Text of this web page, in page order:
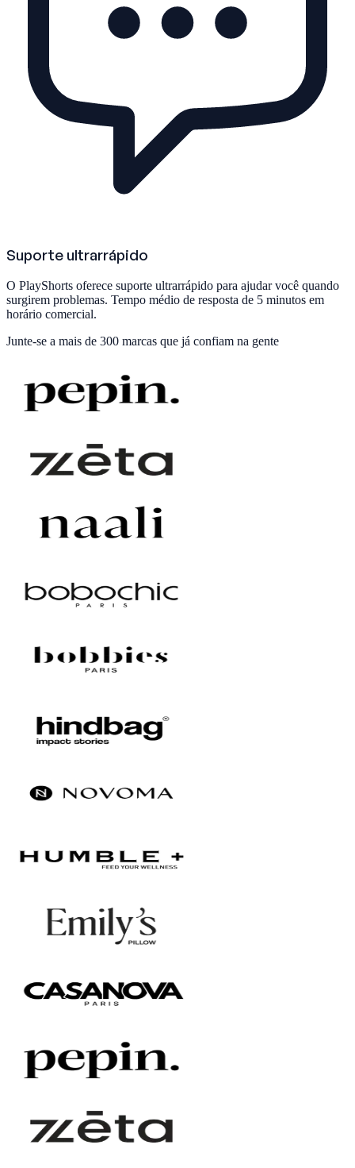
Suporte ultrarrápido
O PlayShorts oferece suporte ultrarrápido para ajudar você quando
surgirem problemas. Tempo médio de resposta de 5 minutos em
horário comercial.
Junte-se a mais de 300 marcas que já confiam na gente